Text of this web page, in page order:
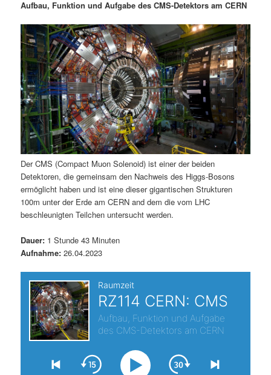
ä
r
e
n
I
n
h
l
t
s
p
n
d
ä
r
e
n
I
h
a
l
t
s
n
a
v
i
g
a
t
i
o
n
Aufbau, Funktion und Aufgabe des CMS-Detektors am CERN
Der CMS (Compact Muon Solenoid) ist einer der beiden
Detektoren, die gemeinsam den Nachweis des Higgs-Bosons
ermöglicht haben und ist eine dieser gigantischen Strukturen
100m unter der Erde am CERN and dem die vom LHC
beschleunigten Teilchen untersucht werden.
Dauer: 1 Stunde 43 Minuten
Aufnahme: 26.04.2023